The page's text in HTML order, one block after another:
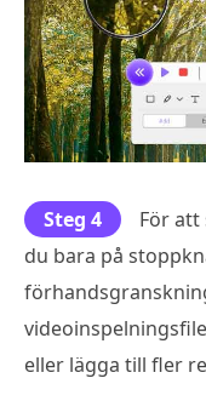
Steg 4
För
du bara på
eller lägga till fler